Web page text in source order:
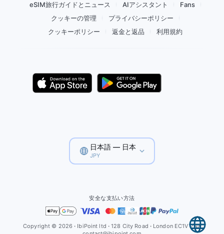
eSIM旅行ガイドとニュース
AIアシスタント
Fans
クッキーの管理
プライバシーポリシー
クッキーポリシー
返金と返品 利用規約
日本語 — 日本
JPY
安全な支払い方法
Copyright © 2026· IbiPoint ltd · 128 City Road · London EC1V 2NX